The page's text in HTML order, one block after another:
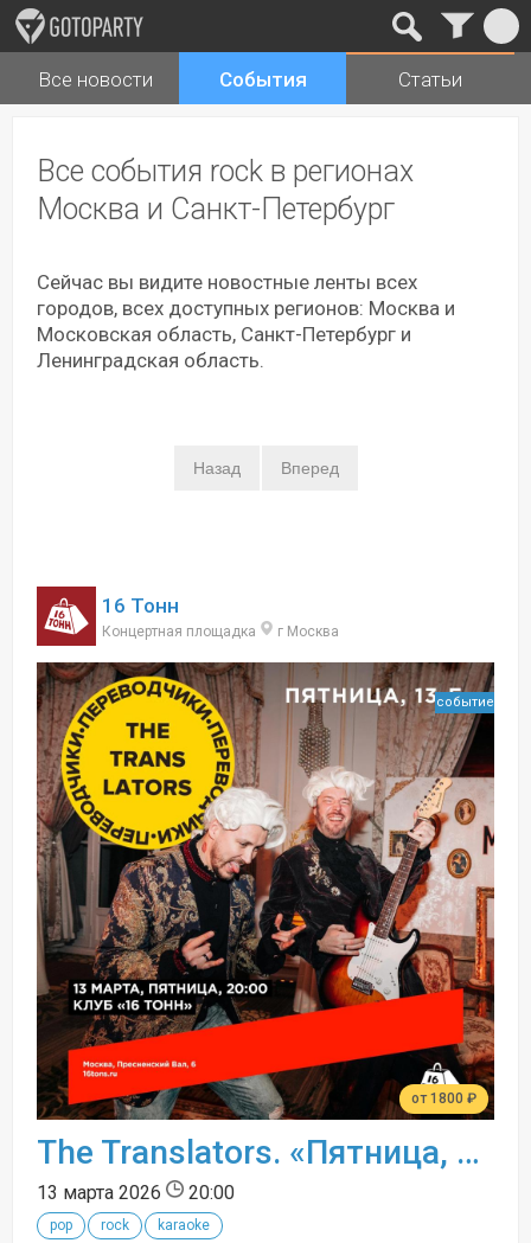
Города Музыка
Все новости События Статьи
Все события rock в регионах
Москва и Санкт-Петербург
Сейчас вы видите новостные ленты всех
городов, всех доступных регионов: Москва и
Московская область, Санкт-Петербург и
Ленинградская область.
Назад Вперед
16 Тонн
Концертная площадка г Москва
от 1800 ₽
событие
The Translators. «Пятница, 13-е»
13 марта 2026 20:00
pop rock karaoke